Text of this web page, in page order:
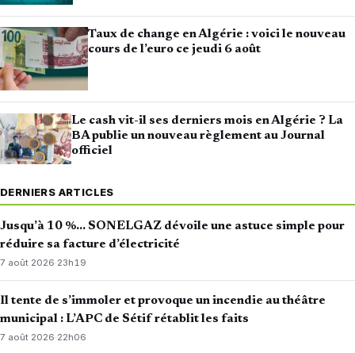
Taux de change en Algérie : voici le nouveau
cours de l’euro ce jeudi 6 août
Le cash vit-il ses derniers mois en Algérie ? La
BA publie un nouveau règlement au Journal
officiel
DERNIERS ARTICLES
Jusqu’à 10 %… SONELGAZ dévoile une astuce simple pour
réduire sa facture d’électricité
7 août 2026·23h19
Il tente de s’immoler et provoque un incendie au théâtre
municipal : L’APC de Sétif rétablit les faits
7 août 2026·22h06